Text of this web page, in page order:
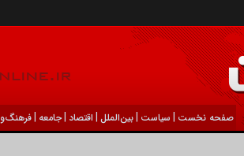
صفحه نخست | سیاست |بين‌الملل | اقتصاد |جامعه |